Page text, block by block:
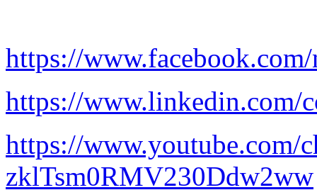
https://
https://www.linkedin.com/
https://www.youtube.com/
zklTsm0RMV230Ddw2ww